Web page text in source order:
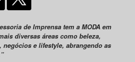
de Imprensa tem a MODA em
diversas áreas como beleza,
negócios e lifestyle, abrangendo as